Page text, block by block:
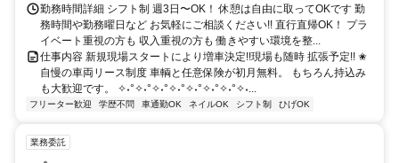
勤務時間詳細 シフト制 週3日〜OK！ 休憩は自由に取ってOKです 勤
務時間や勤務曜日など お気軽にご相談ください!! 直行直帰OK！ プラ
イベート重視の方も 収入重視の方も 働きやすい環境を整...
仕事内容 新規現場スタートにより増車決定!!現場も随時 拡張予定!! ✬
自慢の車両リース制度 車輌と任意保険が初月無料。 もちろん持込み
も大歓迎です。 ✧˖°✧˖°✧˖°✧˖°✧˖°✧˖°✧˖°✧˖...
フリーター歓迎 学歴不問 車通勤OK ネイルOK シフト制 ひげOK
業務委託